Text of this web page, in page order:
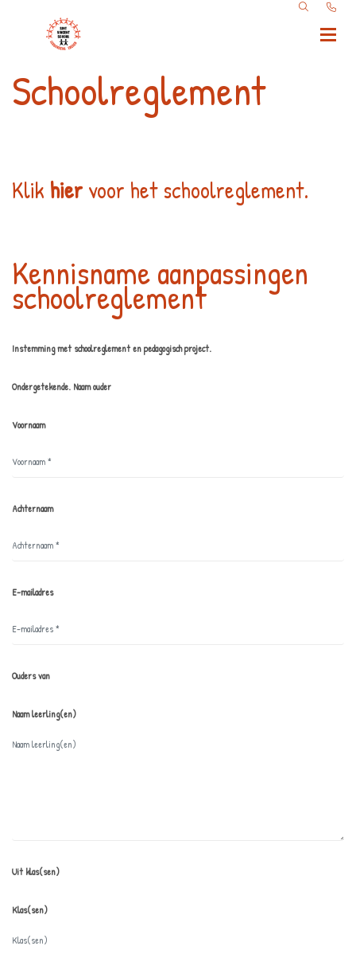
Schoolreglement
Klik hiervoor het schoolreglement.
Kennisname aanpassingen
schoolreglement
Instemming met schoolreglement en pedagogisch project.
Ondergetekende. Naam ouder
Voornaam
Achternaam
E-mailadres
Ouders van
Naam leerling(en)
Uit klas(sen)
Klas(sen)